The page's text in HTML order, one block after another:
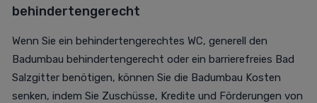
behindertengerecht
Wenn Sie ein behindertengerechtes WC, generell den
Badumbau behindertengerecht oder ein barrierefreies Bad
Salzgitter benötigen, können Sie die Badumbau Kosten
senken, indem Sie Zuschüsse, Kredite und Förderungen von